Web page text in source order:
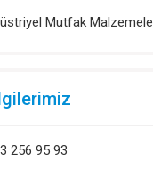
Mutfak
256 95 93